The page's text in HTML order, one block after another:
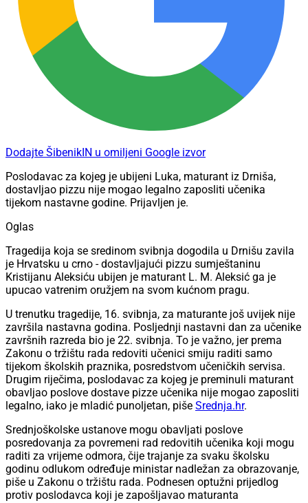
Dodajte ŠibenikIN u omiljeni Google izvor
Poslodavac za kojeg je ubijeni Luka, maturant iz Drniša,
dostavljao pizzu nije mogao legalno zaposliti učenika
tijekom nastavne godine. Prijavljen je.
Oglas
Tragedija koja se sredinom svibnja dogodila u Drnišu zavila
je Hrvatsku u crno - dostavljajući pizzu sumještaninu
Kristijanu Aleksiću ubijen je maturant L. M. Aleksić ga je
upucao vatrenim oružjem na svom kućnom pragu.
U trenutku tragedije, 16. svibnja, za maturante još uvijek nije
završila nastavna godina. Posljednji nastavni dan za učenike
završnih razreda bio je 22. svibnja. To je važno, jer prema
Zakonu o tržištu rada redoviti učenici smiju raditi samo
tijekom školskih praznika, posredstvom učeničkih servisa.
Drugim riječima, poslodavac za kojeg je preminuli maturant
obavljao poslove dostave pizze učenika nije mogao zaposliti
legalno, iako je mladić punoljetan, piše Srednja.hr.
Srednjoškolske ustanove mogu obavljati poslove
posredovanja za povremeni rad redovitih učenika koji mogu
raditi za vrijeme odmora, čije trajanje za svaku školsku
godinu odlukom određuje ministar nadležan za obrazovanje,
piše u Zakonu o tržištu rada. Podnesen optužni prijedlog
protiv poslodavca koji je zapošljavao maturanta